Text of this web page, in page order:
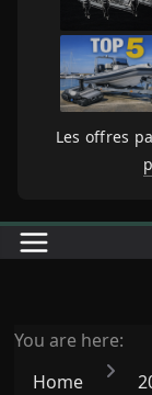
Les offres
You are here:
Home